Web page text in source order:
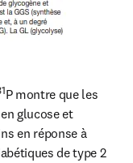
P montre que les
glucose et
en réponse à
de type 2